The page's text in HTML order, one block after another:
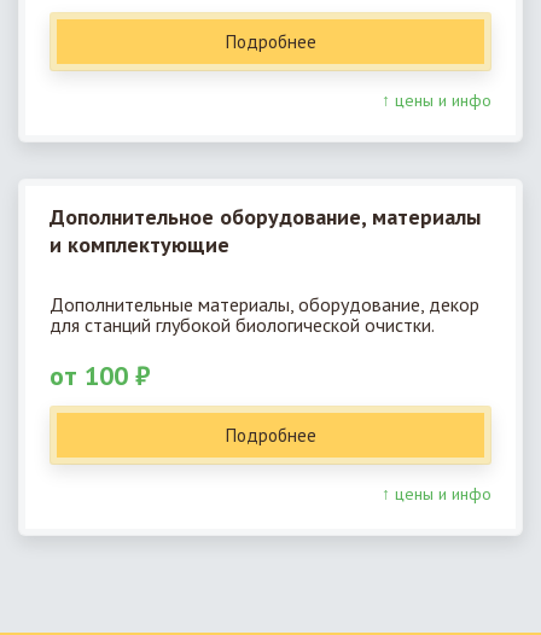
Подробнее
↑ цены и инфо
Дополнительное оборудование, материалы
и комплектующие
Дополнительные материалы, оборудование, декор
для станций глубокой биологической очистки.
от 100 ₽
Подробнее
↑ цены и инфо